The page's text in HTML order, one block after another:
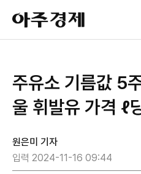
아
주
경
주유소 기름값 5
울 휘발유 가격 ℓ
원은미 기자
입력 2024-11-16 09:44